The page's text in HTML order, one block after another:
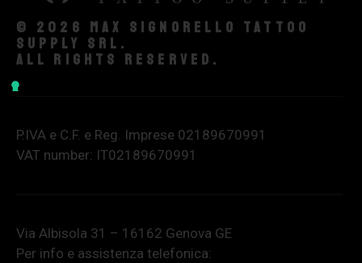
© 2026 Max Signorello Tattoo
supply srl.
All rights reserved.
P.IVA e C.F. e Reg. Imprese 02189670991
VAT number: IT02189670991
Via Albisola 31 – 16162 Genova GE
Per info e assistenza telefonica: